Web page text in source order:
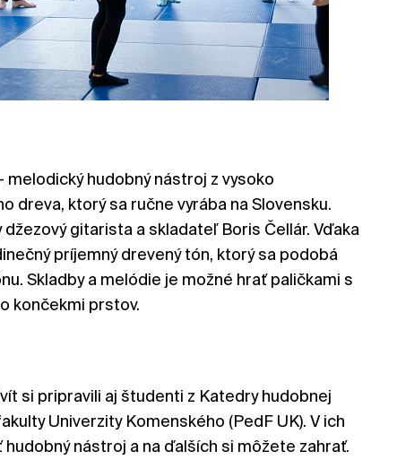
melodický hudobný nástroj z vysoko
dreva, ktorý sa ručne vyrába na Slovensku.
gitarista a skladateľ Boris Čellár. Vďaka
príjemný drevený tón, ktorý sa podobá
Skladby a melódie je možné hrať paličkami s
končekmi prstov.
si pripravili aj študenti z Katedry hudobnej
Univerzity Komenského (PedF UK). V ich
nástroj a na ďalších si môžete zahrať.